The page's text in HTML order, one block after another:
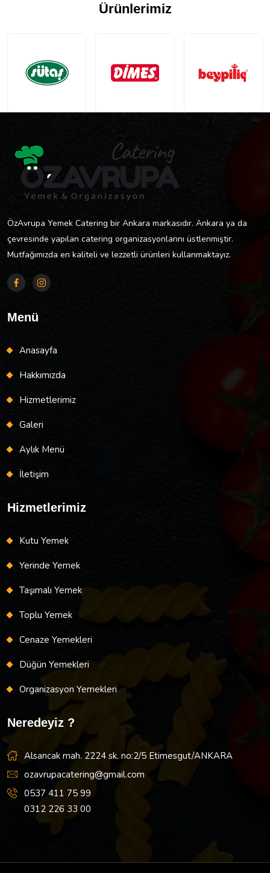
Ürünlerimiz
ÖzAvrupa Yemek Catering bir Ankara markasıdır. Ankara ya da
çevresinde yapılan catering organizasyonlarını üstlenmiştir.
Mutfağımızda en kaliteli ve lezzetli ürünleri kullanmaktayız.
Menü
Anasayfa
Hakkımızda
Hizmetlerimiz
Galeri
Aylık Menü
İletişim
Hizmetlerimiz
Kutu Yemek
Yerinde Yemek
Taşımalı Yemek
Toplu Yemek
Cenaze Yemekleri
Düğün Yemekleri
Organizasyon Yemekleri
Neredeyiz ?
Alsancak mah. 2224 sk. no:2/5 Etimesgut/ANKARA
ozavrupacatering@gmail.com
0537 411 75 99
0312 226 33 00